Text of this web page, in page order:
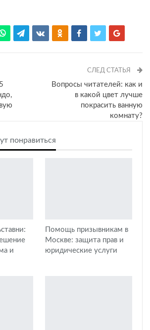
СЛЕД СТАТЬЯ
Вопросы читателей: как и
в какой цвет лучше
покрасить ванную
комнату?
понравиться
и
Помощь призывникам в
Москве: защита прав и
юридические услуги